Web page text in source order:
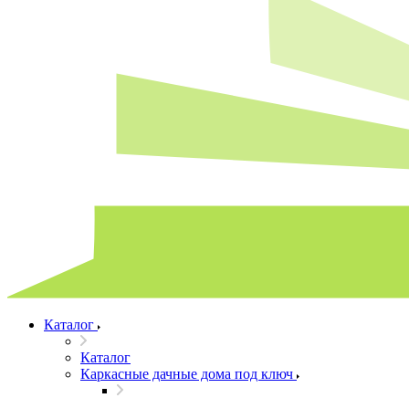
Каталог
Каталог
Каркасные дачные дома под ключ